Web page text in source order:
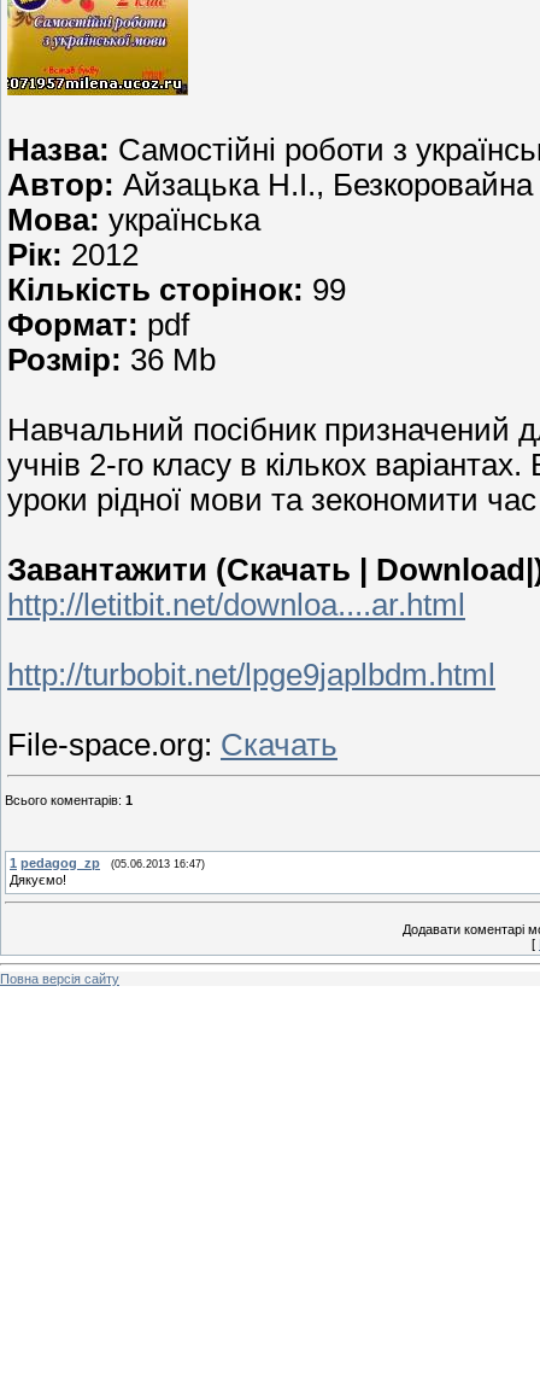
Назва: Самостійні роботи з
Автор: Айзацька Н.І.,
Мова: українська
Рік: 2012
Кількість сторінок: 99
Формат: pdf
Розмір: 36 Mb
Навчальний посібник призначений
учнів 2-го класу в кількох
уроки рідної мови та зекономити
Завантажити (Скачать |
http://letitbit.net/downloa....ar.html
http://turbobit.net/lpge9japlbdm.html
File-space.org: Скачать
Всього коментарів: 1
1 pedagog_zp (05.06.2013 16:47)
Дякуємо!
Додавати коментарі
[
Повна версія сайту